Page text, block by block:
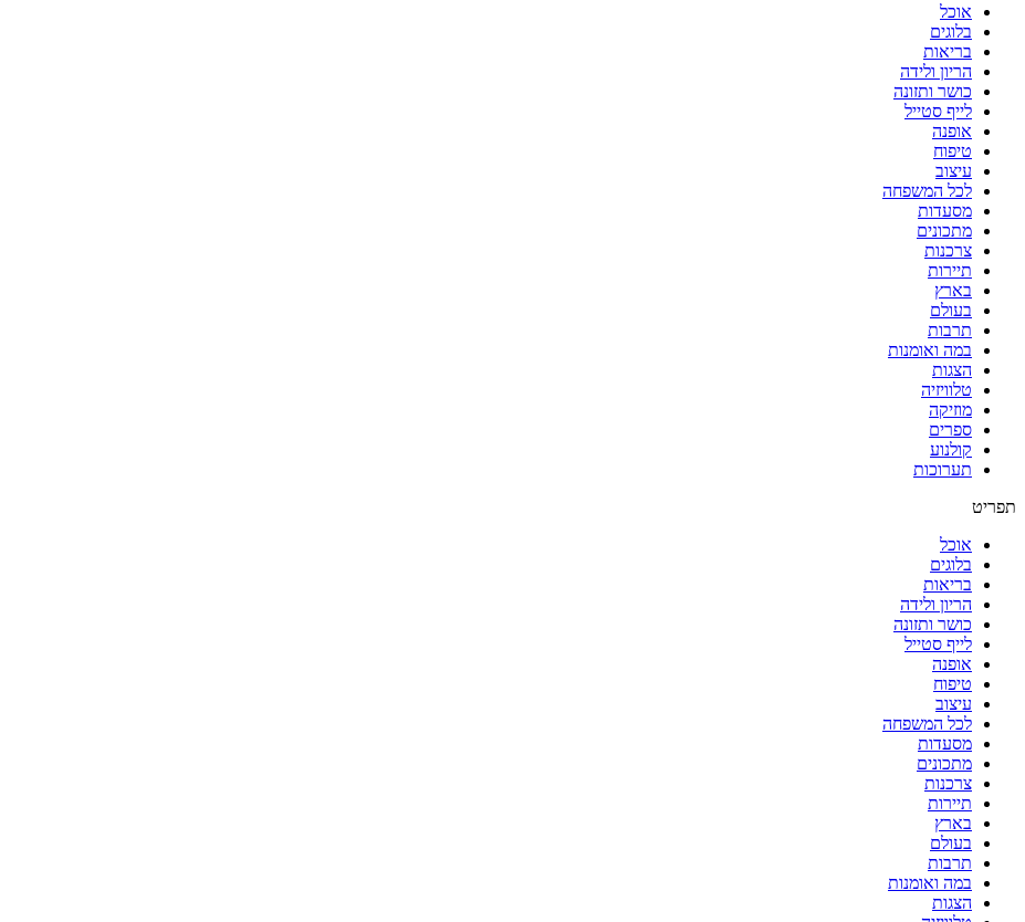
אוכל
בלוגים
בריאות
הריון ולידה
כושר ותזונה
לייף סטייל
אופנה
טיפוח
עיצוב
לכל המשפחה
מסעדות
מתכונים
צרכנות
תיירות
בארץ
בעולם
תרבות
במה ואומנות
הצגות
טלוויזיה
מוזיקה
ספרים
קולנוע
תערוכות
תפריט
אוכל
בלוגים
בריאות
הריון ולידה
כושר ותזונה
לייף סטייל
אופנה
טיפוח
עיצוב
לכל המשפחה
מסעדות
מתכונים
צרכנות
תיירות
בארץ
בעולם
תרבות
במה ואומנות
הצגות